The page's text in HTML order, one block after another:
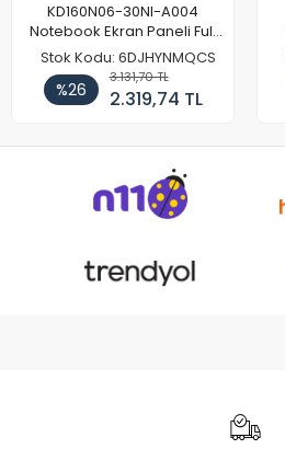
KD160N06-30NI-A004
Notebook Ekran Paneli Full
HD
Stok Kodu: 6DJHYNMQCS
%26
3.131,70 TL
2.319,74 TL